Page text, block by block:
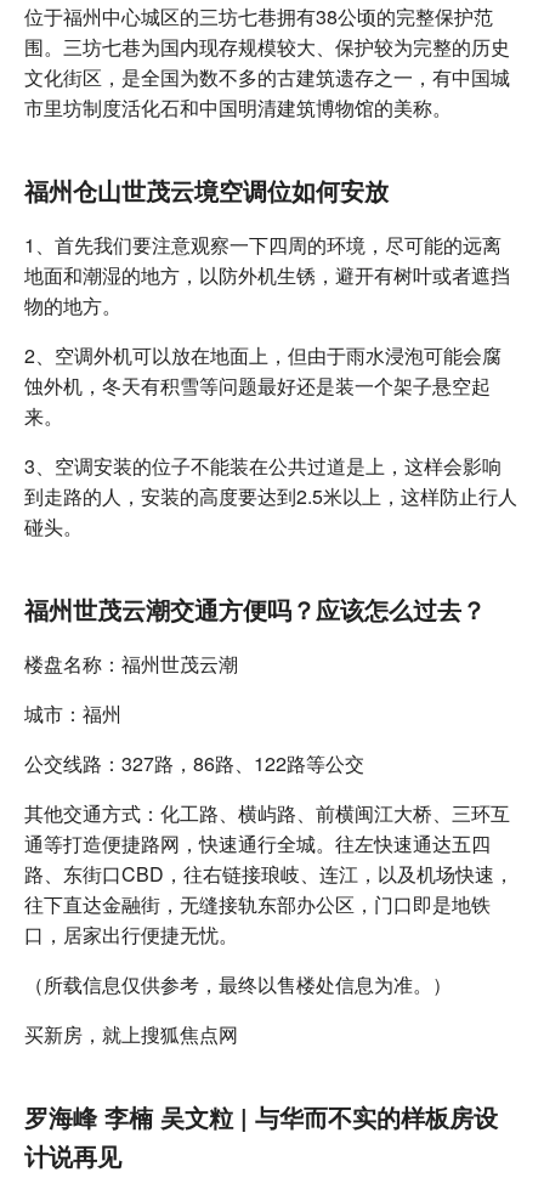
位于福州中心城区的三坊七巷拥有38公顷的完整保护范
围。三坊七巷为国内现存规模较大、保护较为完整的历史
文化街区，是全国为数不多的古建筑遗存之一，有中国城
市里坊制度活化石和中国明清建筑博物馆的美称。
福州仓山世茂云境空调位如何安放
1、首先我们要注意观察一下四周的环境，尽可能的远离
地面和潮湿的地方，以防外机生锈，避开有树叶或者遮挡
物的地方。
2、空调外机可以放在地面上，但由于雨水浸泡可能会腐
蚀外机，冬天有积雪等问题最好还是装一个架子悬空起
来。
3、空调安装的位子不能装在公共过道是上，这样会影响
到走路的人，安装的高度要达到2.5米以上，这样防止行人
碰头。
福州世茂云潮交通方便吗？应该怎么过去？
楼盘名称：福州世茂云潮
城市：福州
公交线路：327路，86路、122路等公交
其他交通方式：化工路、横屿路、前横闽江大桥、三环互
通等打造便捷路网，快速通行全城。往左快速通达五四
路、东街口CBD，往右链接琅岐、连江，以及机场快速，
往下直达金融街，无缝接轨东部办公区，门口即是地铁
口，居家出行便捷无忧。
（所载信息仅供参考，最终以售楼处信息为准。）
买新房，就上搜狐焦点网
罗海峰 李楠 吴文粒 | 与华而不实的样板房设
计说再见